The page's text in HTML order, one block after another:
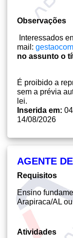
Observações
Interessados
mail:
no assunto o
É proibido a
sem a prévia
lei.
Inserida em:
14/08/2026
AGENTE
Requisitos
Ensino
Arapiraca/AL
Atividades